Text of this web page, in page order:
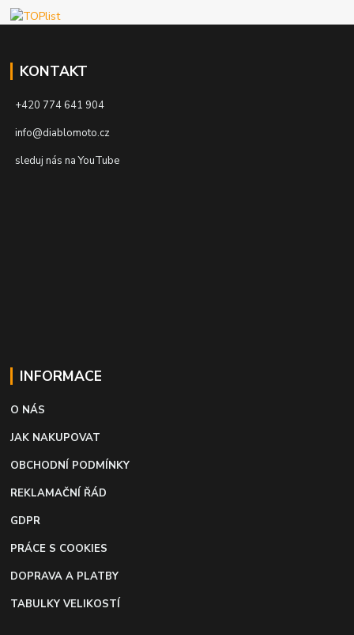
KONTAKT
+420 774 641 904
info@diablomoto.cz
sleduj nás na YouTube
INFORMACE
O NÁS
JAK NAKUPOVAT
OBCHODNÍ PODMÍNKY
REKLAMAČNÍ ŘÁD
GDPR
PRÁCE S COOKIES
DOPRAVA A PLATBY
TABULKY VELIKOSTÍ